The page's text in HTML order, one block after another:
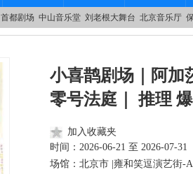
首都剧场 中山音乐堂 刘老根大舞台 北京音乐厅
小喜鹊剧场｜阿加
零号法庭｜ 推理
加入收藏夹
时间： 2026-06-21 至 2026-07-31
场馆：北京市 | 雍和笑逗演艺街-